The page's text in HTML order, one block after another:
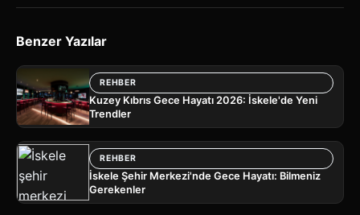
Benzer Yazılar
REHBER
Kuzey Kıbrıs Gece Hayatı 2026: İskele'de Yeni
Trendler
REHBER
İskele Şehir Merkezi'nde Gece Hayatı: Bilmeniz
Gerekenler